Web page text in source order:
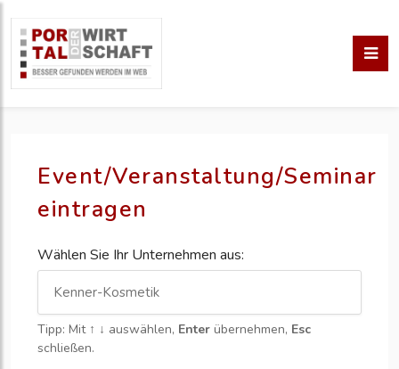
Event/Veranstaltung/Seminar
eintragen
Wählen Sie Ihr Unternehmen aus:
Tipp: Mit ↑ ↓ auswählen, Enter übernehmen, Esc
schließen.